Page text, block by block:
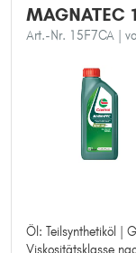
MAGNATEC
Art.-Nr. 15F7CA |
Öl: Teilsynthetiköl |
Viskositätsklasse
Öl: Teilsynthetiköl
Gebindeart: Flasche